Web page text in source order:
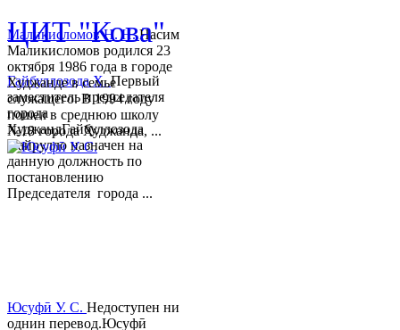
Гайбуллозода Х.Первый
заместитель председателя
города
ХуджандГайбуллозода
Хайрулло назначен на
данную должность по
постановлению
Председателя города ...
Маликисломов Н. Н.Насим
Маликисломов родился 23
октября 1986 года в городе
Худжанде в семье
служащего. В 1994 году
пошел в среднюю школу
№18 города Худжанда, ...
Юсуфӣ У. C. Недоступен ни
однин перевод.Юсуфӣ
ЦИТ "Кова"